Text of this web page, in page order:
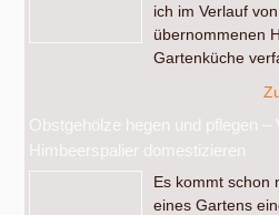
ich im Verlauf
übernommenen
Gartenküche
Obstgehölze hegen und pflegen –
Himbeerspalier domestizieren
Es kommt schon
eines Gartens